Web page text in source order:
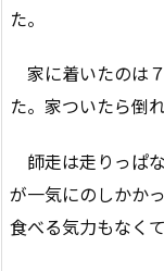
た。
家に着いたのは
た。家ついたら倒
師走は走りっぱ
が一気にのしかか
食べる気力もなく